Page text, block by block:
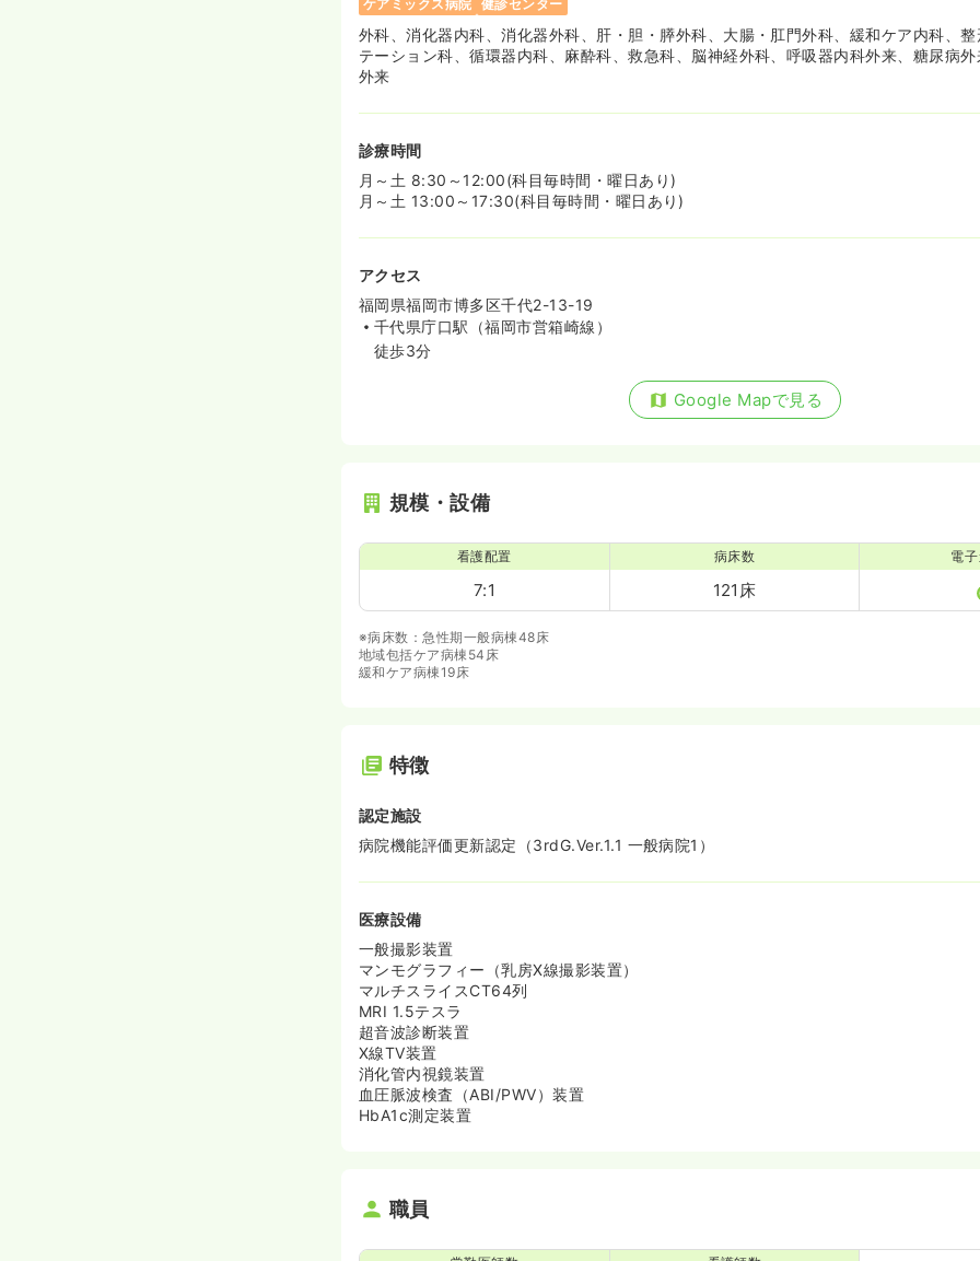
ケアミックス病院 健診センター
外科、消化器内科、消化器外科、肝・胆・膵外科、大腸・肛門外科、緩和ケア内科、
テーション科、循環器内科、麻酔科、救急科、脳神経外科、呼吸器内科外来、糖尿病
外来
診療時間
月～土 8:30～12:00(科目毎時間・曜日あり)
月～土 13:00～17:30(科目毎時間・曜日あり)
アクセス
福岡県福岡市博多区千代2-13-19
千代県庁口駅（福岡市営箱崎線）
徒歩3分
Google Mapで見る
規模・設備
看護配置
7:1
病床数
121床
電
※病床数：急性期一般病棟48床
地域包括ケア病棟54床
緩和ケア病棟19床
特徴
認定施設
病院機能評価更新認定（3rdG.Ver.1.1 一般病院1）
医療設備
一般撮影装置
マンモグラフィー（乳房X線撮影装置）
マルチスライスCT64列
MRI 1.5テスラ
超音波診断装置
X線TV装置
消化管内視鏡装置
血圧脈波検査（ABI/PWV）装置
HbA1c測定装置
職員